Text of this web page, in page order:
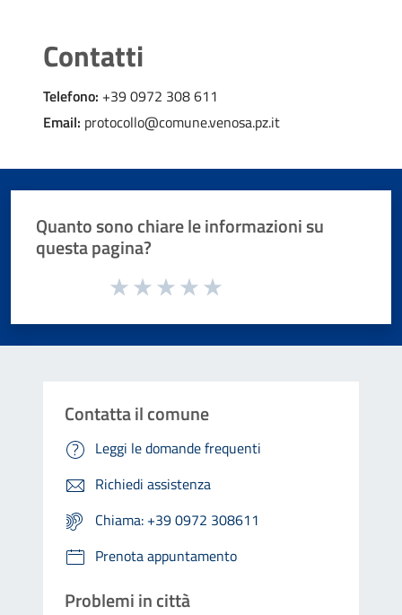
Contatti
Telefono: +39 0972 308 611
Email: protocollo@comune.venosa.pz.it
Quanto sono chiare le informazioni su
questa pagina?
Valuta da 1 a 5 stelle la pagina
Contatta il comune
Leggi le domande frequenti
Richiedi assistenza
Chiama: +39 0972 308611
Prenota appuntamento
Problemi in città